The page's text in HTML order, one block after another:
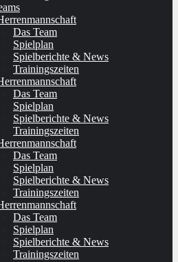
Das Team
Spielplan
Spielberichte & News
Trainingszeiten
Das Team
Spielplan
Spielberichte & News
Trainingszeiten
Das Team
Spielplan
Spielberichte & News
Trainingszeiten
Das Team
Spielplan
Spielberichte & News
Trainingszeiten